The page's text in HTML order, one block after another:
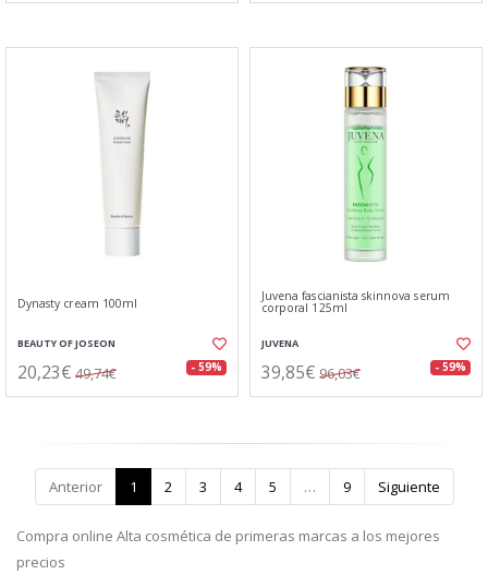
Dynasty cream 100ml
BEAUTY OF JOSEON
20,23€ 49,74€ - 59%
Juvena fascianista skinnova serum
corporal 125ml
JUVENA
39,85€ 96,03€ - 59%
Anterior 1 2 3 4 5 … 9 Siguiente
Compra online Alta cosmética de primeras marcas a los mejores
precios